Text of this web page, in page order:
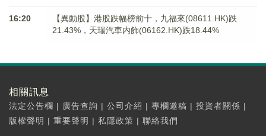
16:20
【異動股】港股跌幅榜前十，九福來(08611.HK)跌
21.43%，天瑞汽車内飾(06162.HK)跌18.44%
相關訊息
法定公告欄 | 廣告查詢 | 公司介紹 | 專欄邀稿 | 投資者關係 |
版權聲明 | 重要聲明 | 私隱政策 | 聯絡我們